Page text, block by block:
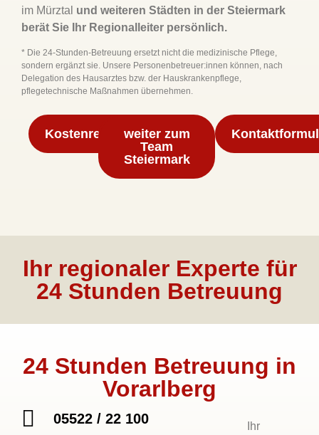
im Mürztal und weiteren Städten in der Steiermark
berät Sie Ihr Regionalleiter persönlich.
* Die 24-Stunden-Betreuung ersetzt nicht die medizinische Pflege,
sondern ergänzt sie. Unsere Personenbetreuer:innen können, nach
Delegation des Hausarztes bzw. der Hauskrankenpflege,
pflegetechnische Maßnahmen übernehmen.
Kostenrechnerweiter zum
Team
Steiermark
Ihr regionaler Experte für
24 Stunden Betreuung
24 Stunden Betreuung in
Vorarlberg
05522 / 22 100
Ihr